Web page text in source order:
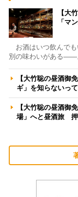
【大
「マ
お酒はいつ飲んでも
別の味わいがある――
【大竹聡の昼酒御
ギ」を知らないっ
【大竹聡の昼酒御
場」へと昼酒旅